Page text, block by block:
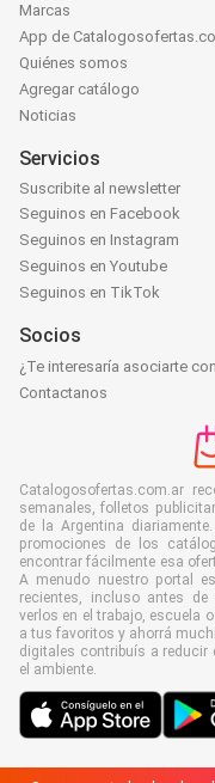
Marcas
App de
Quiénes somos
Agregar catálogo
Noticias
Servicios
Suscribite al newsletter
Seguinos en Facebook
Seguinos en Instagram
Seguinos en Youtube
Seguinos en TikTok
Socios
¿Te interesaría asociarte
Contactanos
Catalogosofertas.com.ar
semanales, folletos
de la Argentina
promociones de los
encontrar fácilmente esa
A menudo nuestro portal
recientes, incluso antes de
verlos en el trabajo, escuela
a tus favoritos y ahorrá
digitales contribuís a reducir
el ambiente.